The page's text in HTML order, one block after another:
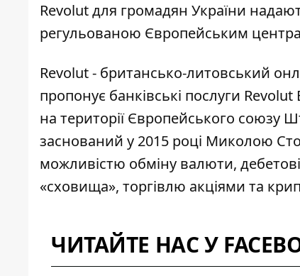
Revolut для громадян України
регульованою Європейським
Revolut- британсько-литовський
пропонує банківські послуги
на території Європейського союзу
заснований у 2015 році Миколою
можливістю обміну валюти,
«сховища», торгівлю акціями та
ЧИТАЙТЕ НАС У